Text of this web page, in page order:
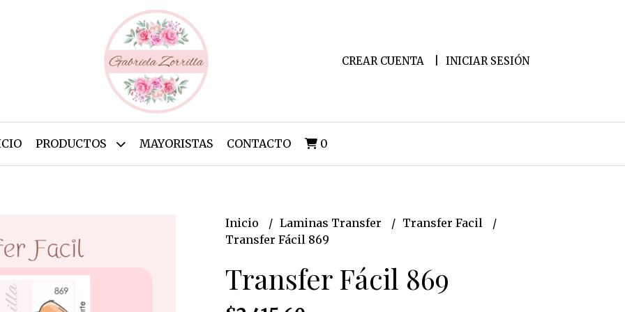
CREAR CUENTA INICIAR SESIÓN
PRODUCTOS MAYORISTAS CONTACTO 0
Inicio Laminas Transfer
Transfer Facil
Transfer Fácil 869
Transfer Fácil 869